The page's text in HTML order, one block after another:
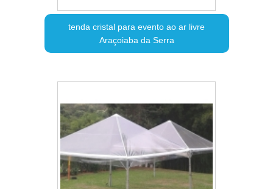
tenda cristal para evento ao ar livre
Araçoiaba da Serra